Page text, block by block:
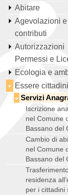
Abitare
Agevolazioni e
contributi
Autorizzazioni
Permessi e
Ecologia e
Essere cittadini
Servizi
Iscrizione
nel Comune
Bassano del
Cambio di
nel Comune
Bassano del
residenza
per i cittadini